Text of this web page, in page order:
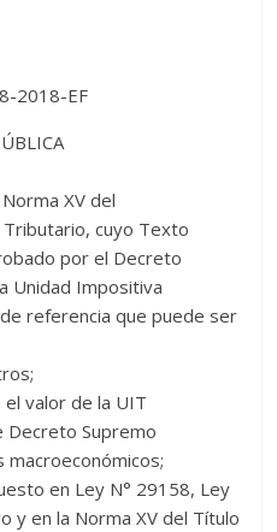
2018-EF
XV del
cuyo Texto
por el Decreto
Unidad Impositiva
referencia que puede ser
valor de la UIT
Supremo
en Ley N° 29158, Ley
y en la Norma XV del Título